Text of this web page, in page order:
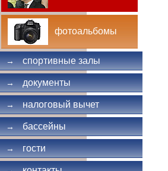
фотоальбомы
→ спортивные залы
→ документы
→ налоговый вычет
→ бассейны
→ гости